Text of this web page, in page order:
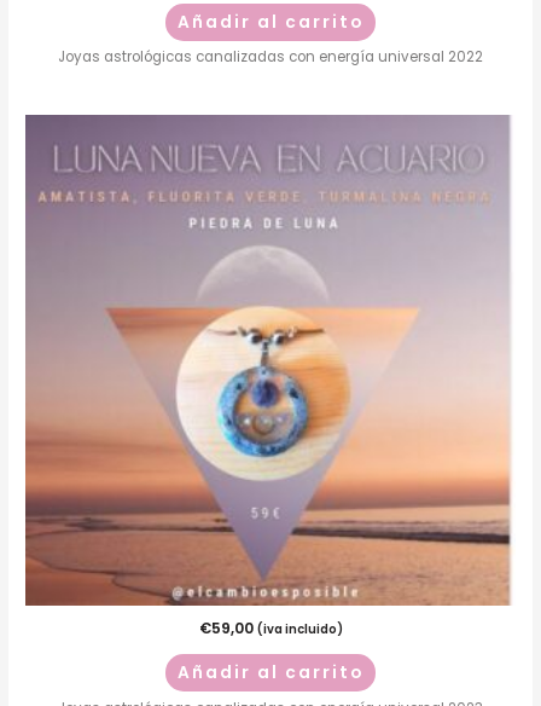
Añadir al carrito
Joyas astrológicas canalizadas con energía universal 2022
€59,00 (iva incluido)
Añadir al carrito